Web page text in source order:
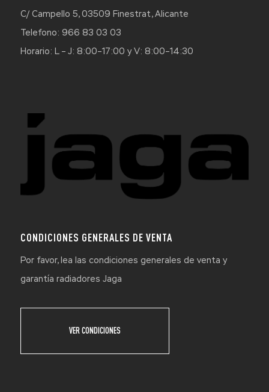
C/ Campello 5, 03509 Finestrat, Alicante
Telefono: 966 83 03 03
Horario: L – J: 8:00–17:00 y V: 8:00–14:30
CONDICIONES GENERALES DE VENTA
Por favor, lea las condiciones generales de venta y
garantía radiadores Jaga
VER CONDICIONES